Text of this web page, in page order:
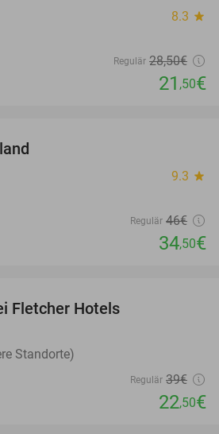
8.3 star
Regulär 28,50€
21 ,50€
9.3 star
Regulär 46€
34,50€
Fletcher Hotels
Standorte)
Regulär 39€
22,50€